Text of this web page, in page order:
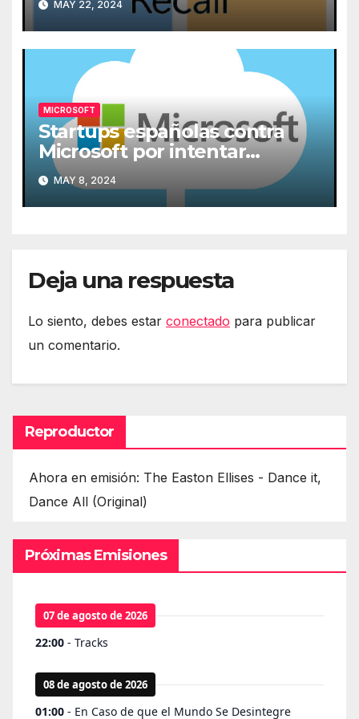
MAY 22, 2024
MICROSOFT
Startups españolas contra
Microsoft por intentar
expulsarlas de la nube
MAY 8, 2024
Deja una respuesta
Lo siento, debes estar conectado para publicar
un comentario.
Reproductor
Ahora en emisión: The Easton Ellises - Dance it,
Dance All (Original)
Próximas Emisiones